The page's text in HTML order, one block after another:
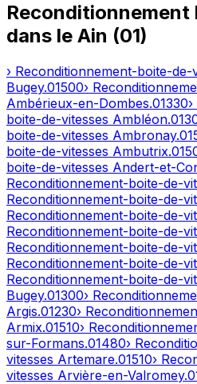
dans le Ain (01)
› Reconditionnement-boite-de-
Bugey.01500›
Ambérieux-en-Dombes.01330
boite-de-vitesses Ambléon.
boite-de-vitesses Ambronay.
boite-de-vitesses Ambutrix.
boite-de-vitesses Andert-et-
Reconditionnement-boite-de-
Reconditionnement-boite-de-
Reconditionnement-boite-de-
Reconditionnement-boite-de-
Reconditionnement-boite-de-
Reconditionnement-boite-de-
Reconditionnement-boite-de-
Bugey.01300›
Argis.01230›
Armix.01510›
sur-Formans.01480›
vitesses Artemare.01510›
vitesses Arvière-en-Valromey.